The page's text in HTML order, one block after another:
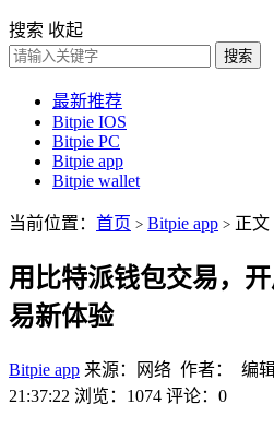
搜索 收起
搜索
最新推荐
Bitpie IOS
Bitpie PC
Bitpie app
Bitpie wallet
当前位置： 首页 > Bitpie app > 正文
用比特派钱包交易，
易新体验
Bitpie app 来源：网络 作者： 编辑
21:37:22 浏览：1074 评论：0